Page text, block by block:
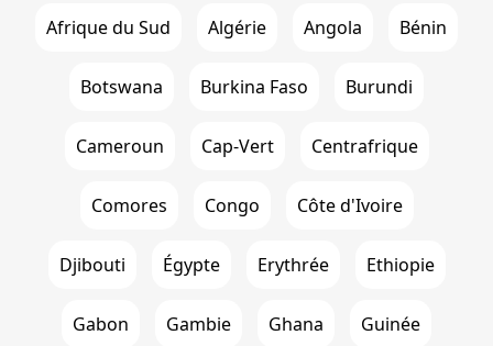
Afrique du Sud Algérie Angola Bénin
Botswana Burkina Faso Burundi
Cameroun Cap-Vert Centrafrique
Comores Congo Côte d'Ivoire
Djibouti Égypte Erythrée Ethiopie
Gabon Gambie Ghana Guinée